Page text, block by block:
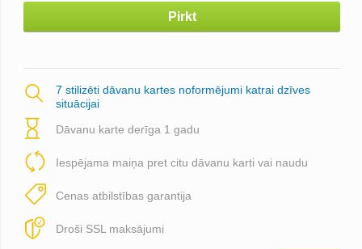
Pirkt
7 stilizēti dāvanu kartes noformējumi katrai dzīves
situācijai
Dāvanu karte derīga 1 gadu
Iespējama maiņa pret citu dāvanu karti vai naudu
Cenas atbilstības garantija
Droši SSL maksājumi